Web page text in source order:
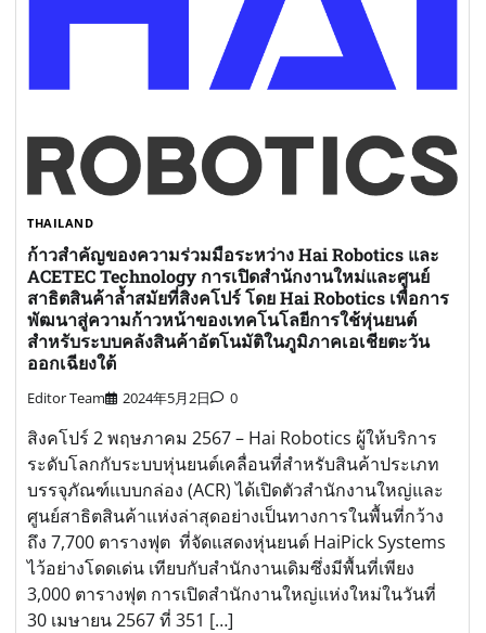
THAILAND
ก้าวสำคัญของความร่วมมือระหว่าง Hai Robotics และ
ACETEC Technology การเปิดสำนักงานใหม่และศูนย์
สาธิตสินค้าล้ำสมัยที่สิงคโปร์ โดย Hai Robotics เพื่อการ
พัฒนาสู่ความก้าวหน้าของเทคโนโลยีการใช้หุ่นยนต์
สำหรับระบบคลังสินค้าอัตโนมัติในภูมิภาคเอเชียตะวัน
ออกเฉียงใต้
Editor Team 2024年5月2日 0
สิงคโปร์ 2 พฤษภาคม 2567 – Hai Robotics ผู้ให้บริการ
ระดับโลกกับระบบหุ่นยนต์เคลื่อนที่สำหรับสินค้าประเภท
บรรจุภัณฑ์แบบกล่อง (ACR) ได้เปิดตัวสำนักงานใหญ่และ
ศูนย์สาธิตสินค้าแห่งล่าสุดอย่างเป็นทางการในพื้นที่กว้าง
ถึง 7,700 ตารางฟุต ที่จัดแสดงหุ่นยนต์ HaiPick Systems
ไว้อย่างโดดเด่น เทียบกับสำนักงานเดิมซึ่งมีพื้นที่เพียง
3,000 ตารางฟุต การเปิดสำนักงานใหญ่แห่งใหม่ในวันที่
30 เมษายน 2567 ที่ 351 […]